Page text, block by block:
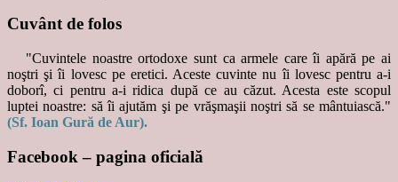
Cuvânt de folos
"Cuvintele noastre ortodoxe sunt ca armele care îi apără pe ai
noştri şi îi lovesc pe eretici. Aceste cuvinte nu îi lovesc pentru a-i
doborî, ci pentru a-i ridica după ce au căzut. Acesta este scopul
luptei noastre: să îi ajutăm şi pe vrăşmaşii noştri să se mântuiască."
(Sf. Ioan Gură de Aur).
Facebook – pagina oficială